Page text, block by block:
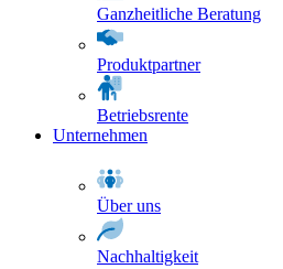
Ganzheitliche Beratung
Produktpartner
Betriebsrente
Unternehmen
Über uns
Nachhaltigkeit